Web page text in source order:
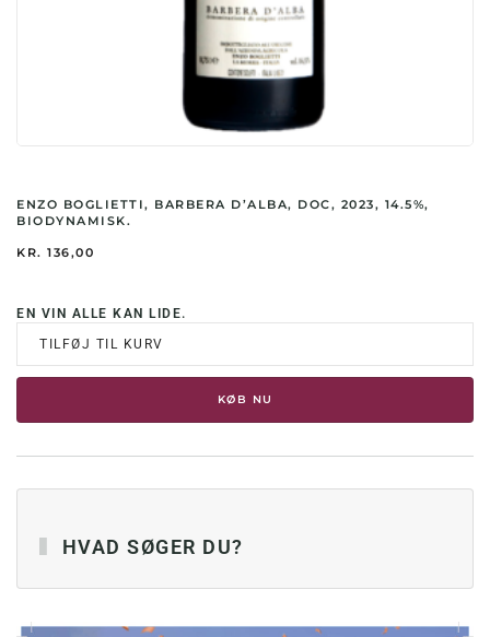
ENZO BOGLIETTI, BARBERA D’ALBA, DOC, 2023, 14.5%,
BIODYNAMISK.
KR. 136,00
EN VIN ALLE KAN LIDE.
TILFØJ TIL KURV
KØB NU
HVAD SØGER DU?